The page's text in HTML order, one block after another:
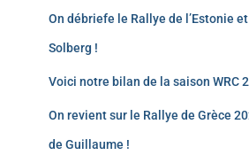
On débriefe le Rallye de l’Estonie
Solberg !
Voici notre bilan de la saison WRC
On revient sur le Rallye de Grèce
de Guillaume !